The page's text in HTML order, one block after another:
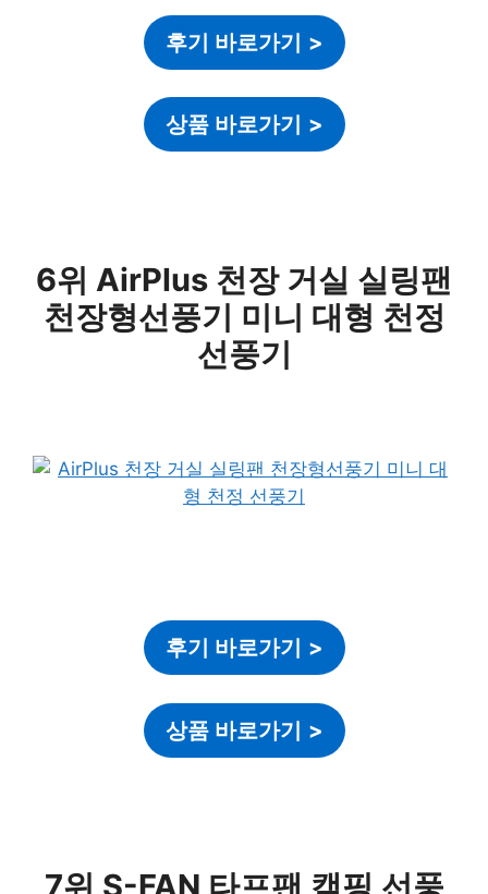
후기 바로가기 >
상품 바로가기 >
6위 AirPlus 천장 거실 실링팬
천장형선풍기 미니 대형 천정
선풍기
후기 바로가기 >
상품 바로가기 >
7위 S-FAN 타프팬 캠핑 선풍